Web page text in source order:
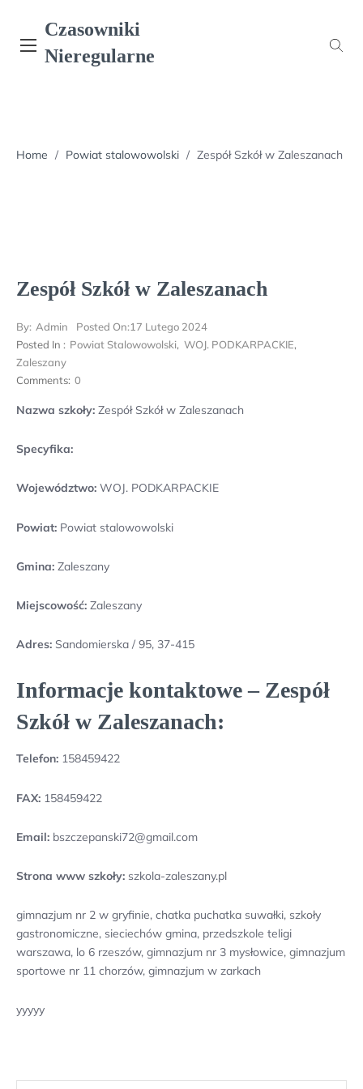
content
Czasowniki
Nieregularne
Home / Powiat stalowowolski / Zespół Szkół w Zaleszanach
Zespół Szkół w Zaleszanach
By: Admin Posted On:17 Lutego 2024
Posted In : Powiat Stalowowolski, WOJ. PODKARPACKIE,
Zaleszany
Comments: 0
Nazwa szkoły: Zespół Szkół w Zaleszanach
Specyfika:
Województwo: WOJ. PODKARPACKIE
Powiat: Powiat stalowowolski
Gmina: Zaleszany
Miejscowość: Zaleszany
Adres: Sandomierska / 95, 37-415
Informacje kontaktowe – Zespół
Szkół w Zaleszanach:
Telefon: 158459422
FAX: 158459422
Email: bszczepanski72@gmail.com
Strona www szkoły: szkola-zaleszany.pl
gimnazjum nr 2 w gryfinie, chatka puchatka suwałki, szkoły
gastronomiczne, sieciechów gmina, przedszkole teligi
warszawa, lo 6 rzeszów, gimnazjum nr 3 mysłowice, gimnazjum
sportowe nr 11 chorzów, gimnazjum w zarkach
yyyyy